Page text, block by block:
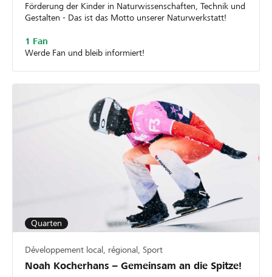
Förderung der Kinder in Naturwissenschaften, Technik und
Gestalten - Das ist das Motto unserer Naturwerkstatt!
1 Fan
Werde Fan und bleib informiert!
Quarten
Développement local, régional, Sport
Noah Kocherhans – Gemeinsam an die Spitze!